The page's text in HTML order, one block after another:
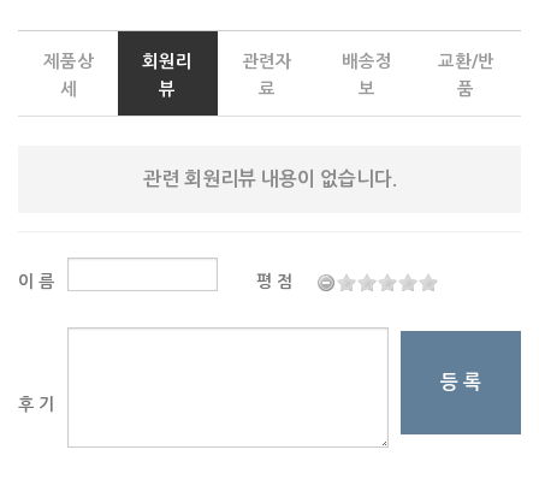
제품상
세
회원리
뷰
관련자
료
배송정
보
교환/반
품
관련 회원리뷰 내용이 없습니다.
이 름 평 점
후 기
등 록